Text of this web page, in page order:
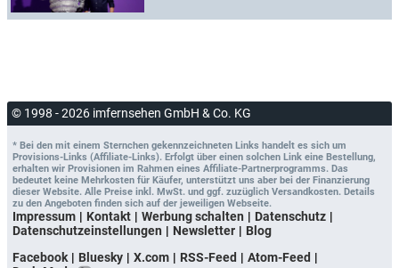
© 1998 - 2026 imfernsehen GmbH & Co. KG
* Bei den mit einem Sternchen gekennzeichneten Links handelt es sich um
Provisions-Links (Affiliate-Links). Erfolgt über einen solchen Link eine Bestellung,
erhalten wir Provisionen im Rahmen eines Affiliate-Partnerprogramms. Das
bedeutet keine Mehrkosten für Käufer, unterstützt uns aber bei der Finanzierung
dieser Website. Alle Preise inkl. MwSt. und ggf. zuzüglich Versandkosten. Details
zu den Angeboten finden sich auf der jeweiligen Webseite.
Impressum Kontakt Werbung schalten
Datenschutz
Datenschutzeinstellungen
Newsletter
Blog
Facebook
Bluesky X.com RSS-Feed
Atom-Feed